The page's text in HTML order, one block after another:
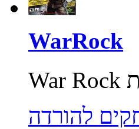
WarRock
להורדה